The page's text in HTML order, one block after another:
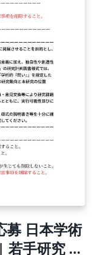
募 日本学術
若手研究 |